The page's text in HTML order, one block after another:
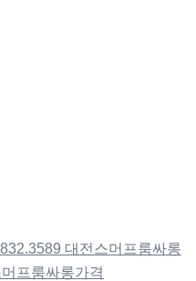
대전스머프룸싸롱
프룸싸롱가격